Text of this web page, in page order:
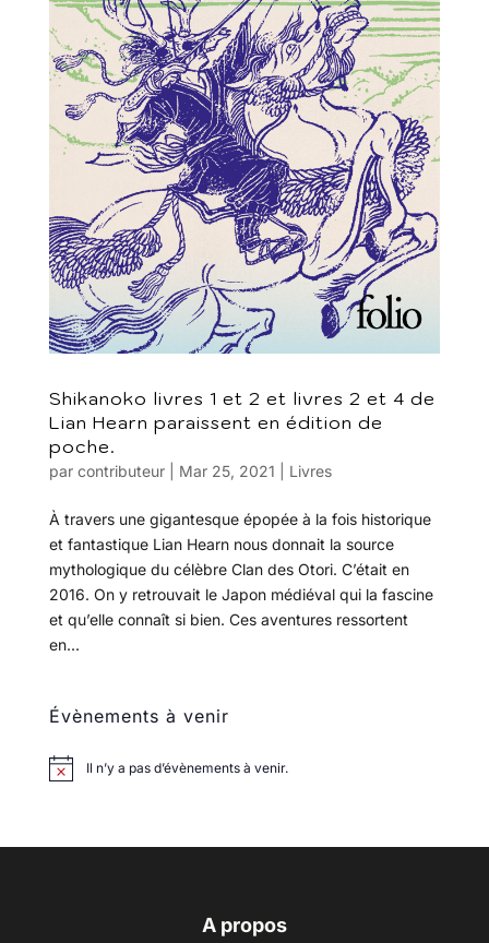
Shikanoko livres 1 et 2 et livres 2 et 4 de
Lian Hearn paraissent en édition de
poche.
par contributeur| Mar 25, 2021 Livres
À travers une gigantesque épopée à la fois historique
et fantastique Lian Hearn nous donnait la source
mythologique du célèbre Clan des Otori. C’était en
2016. On y retrouvait le Japon médiéval qui la fascine
et qu’elle connaît si bien. Ces aventures ressortent
en...
Évènements à venir
Il n’y a pas d’évènements à venir.
A propos